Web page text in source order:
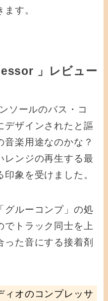
す。
」レビュー
ソールのバス・コ
デザインされたと謳
楽用途なのかな？
レンジの再生する最
象を受けました。
グルーコンプ」の処
でトラック同士を上
った音にする接着剤
ィオのコンプレッサ